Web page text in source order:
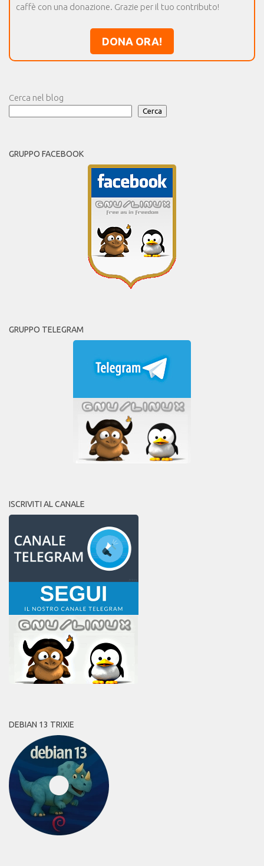
caffè con una donazione. Grazie per il tuo contributo!
DONA ORA!
Cerca nel blog
Cerca
GRUPPO FACEBOOK
GRUPPO TELEGRAM
ISCRIVITI AL CANALE
DEBIAN 13 TRIXIE